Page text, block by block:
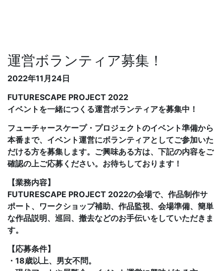
運営ボランティア募集！
2022年11月24日
FUTURESCAPE PROJECT 2022
イベントを一緒につくる運営ボランティアを募集中！
フューチャースケープ・プロジェクトのイベント準備から
本番まで、イベント運営にボランティアとしてご参加いた
だける方を募集します。ご興味ある方は、下記の内容をご
確認の上ご応募ください。お待ちしております！
【業務内容】
FUTURESCAPE PROJECT 2022の会場で、作品制作サ
ポート、ワークショップ補助、作品監視、会場準備、簡単
な作品説明、巡回、撤去などのお手伝いをしていただきま
す。
【応募条件】
・18歳以上、男女不問。